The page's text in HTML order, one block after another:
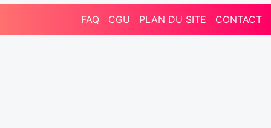
FAQ CGU PLAN DU SITE CONTACT